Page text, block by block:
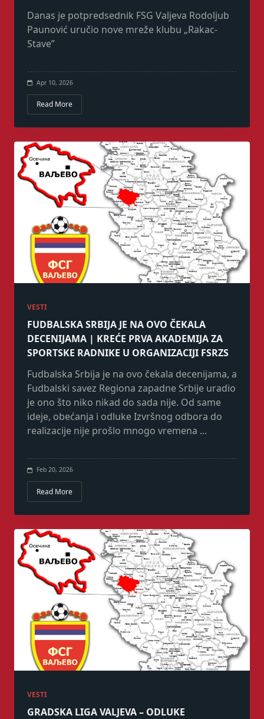
Danas je potpredsednik FSG Valjeva Rodoljub
Paunović uručio nove mreže klubu „Rakac-
Stave”
Apr 10, 2026
Read More
VESTI
FUDBALSKA SRBIJA JE NA OVO ČEKALA
DECENIJAMA | KREĆE PRVA AKADEMIJA ZA
SPORTSKE RADNIKE U ORGANIZACIJI FSRZS
Fudbalska Srbija je na ovo čekala decenijama, a
Fudbalski savez Regiona zapadne Srbije uradio
je ono što niko nikad do sada nije. Od same
ideje, obećanja i odluke Izvršnog odbora do
realizacije nije prošlo mnogo vremena ...
Feb 20, 2026
Read More
VESTI
GRADSKA LIGA VALJEVA – ODLUKE